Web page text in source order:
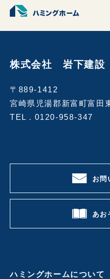
株式会社 岩下建設
〒889-1412
宮崎県児湯郡新富町富田
TEL . 0120-958-347
お問
あお
ハミングホームについて